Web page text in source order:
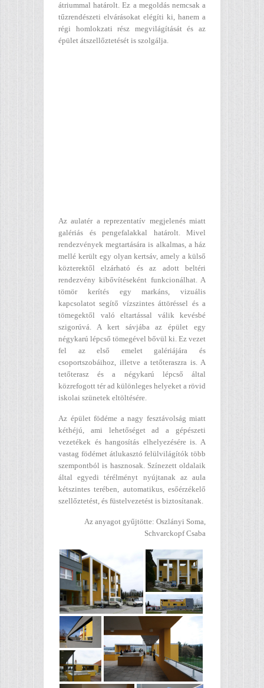
átriummal határolt. Ez a megoldás nemcsak a
tűzrendészeti elvárásokat elégíti ki, hanem a
régi homlokzati rész megvilágítását és az
épület átszellőztetését is szolgálja.
Az aulatér a reprezentatív megjelenés miatt
galériás és pengefalakkal határolt. Mivel
rendezvények megtartására is alkalmas, a ház
mellé került egy olyan kertsáv, amely a külső
közterektől elzárható és az adott beltéri
rendezvény kibővítéseként funkcionálhat. A
tömör kerítés egy markáns, vizuális
kapcsolatot segítő vízszintes áttöréssel és a
tömegektől való eltartással válik kevésbé
szigorúvá. A kert sávjába az épület egy
négykarú lépcső tömegével bővül ki. Ez vezet
fel az első emelet galériájára és
csoportszobáihoz, illetve a tetőteraszra is. A
tetőterasz és a négykarú lépcső által
közrefogott tér ad különleges helyeket a rövid
iskolai szünetek eltöltésére.
Az épület födéme a nagy fesztávolság miatt
kéthéjú, ami lehetőséget ad a gépészeti
vezetékek és hangosítás elhelyezésére is. A
vastag födémet átlukasztó felülvilágítók több
szempontból is hasznosak. Színezett oldalaik
által egyedi térélményt nyújtanak az aula
kétszintes terében, automatikus, esőérzékelő
szellőztetést, és füstelvezetést is biztosítanak.
Az anyagot gyűjtötte: Oszlányi Soma,
Schvarckopf Csaba